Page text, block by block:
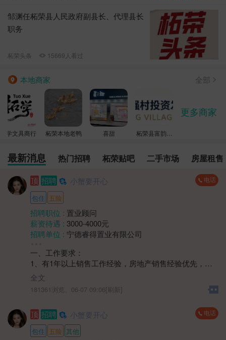
邹渊任柘荣县人民政府副县长、代理县长
职务
柘荣头条 15669人看过
本地商家 全部
拓学文具商行 柘荣本地老鸭 喜甜
柘荣县富韵强
限公司
更多商家
最新消息 热门招聘 柘荣贴吧 二手市场 房屋租售
顶 招聘 小蟹要开心 电话
包住 五险
招聘职位 : 置业顾问
薪资待遇 : 3000-4000元
招聘单位 : 宁德睿得置业有限公司
性别要求 :性别不限
年龄要求 :年龄不限
学历要求 :
工作经验 :
经验不限
一、工作要求：
1、有1年以上销售工作经验，房地产销售经验优先，需
具备一定的客户开发、沟通和谈判能力；
2、熟悉本地房地产市场动态、政策法规，了解不同楼盘
的特点和优势，能为客户提供专业的购房建议；
3、具备良好的销售技巧和谈判能力，能够有效挖掘客户
需求，促成交易，完成销售目标。
全文
181361浏览、 06-07 09:06[刷新]
顶 招聘 小蟹要开心 电话
包住 五险 其他